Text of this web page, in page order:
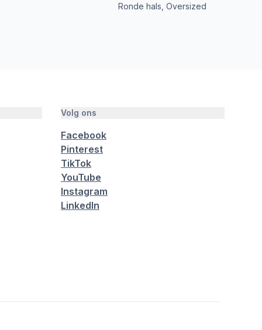
Ronde hals, Oversized
Volg ons
Facebook
Pinterest
TikTok
YouTube
Instagram
LinkedIn